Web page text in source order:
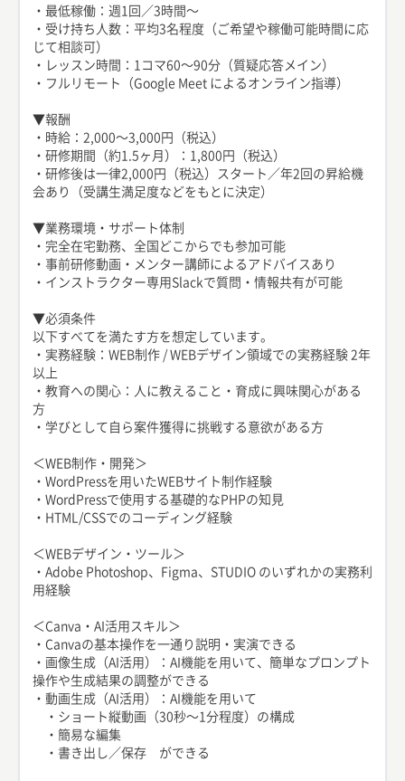
・最低稼働：週1回／3時間〜
・受け持ち人数：平均3名程度（ご希望や稼働可能時間に応
じて相談可）
・レッスン時間：1コマ60〜90分（質疑応答メイン）
・フルリモート（Google Meet によるオンライン指導）
▼報酬
・時給：2,000〜3,000円（税込）
・研修期間（約1.5ヶ月）：1,800円（税込）
・研修後は一律2,000円（税込）スタート／年2回の昇給機
会あり（受講生満足度などをもとに決定）
▼業務環境・サポート体制
・完全在宅勤務、全国どこからでも参加可能
・事前研修動画・メンター講師によるアドバイスあり
・インストラクター専用Slackで質問・情報共有が可能
▼必須条件
以下すべてを満たす方を想定しています。
・実務経験：WEB制作 / WEBデザイン領域での実務経験 2年
以上
・教育への関心：人に教えること・育成に興味関心がある
方
・学びとして自ら案件獲得に挑戦する意欲がある方
＜WEB制作・開発＞
・WordPressを用いたWEBサイト制作経験
・WordPressで使用する基礎的なPHPの知見
・HTML/CSSでのコーディング経験
＜WEBデザイン・ツール＞
・Adobe Photoshop、Figma、STUDIO のいずれかの実務利
用経験
＜Canva・AI活用スキル＞
・Canvaの基本操作を一通り説明・実演できる
・画像生成（AI活用）：AI機能を用いて、簡単なプロンプト
操作や生成結果の調整ができる
・動画生成（AI活用）：AI機能を用いて
・ショート縦動画（30秒〜1分程度）の構成
・簡易な編集
・書き出し／保存 ができる